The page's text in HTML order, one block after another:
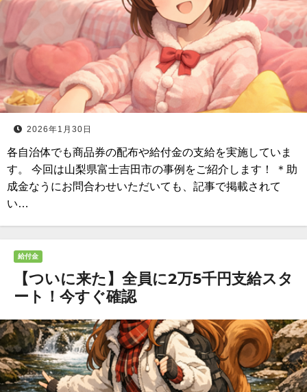
2026年1月30日
各自治体でも商品券の配布や給付金の支給を実施していま
す。 今回は山梨県富士吉田市の事例をご紹介します！ ＊助
成金なうにお問合わせいただいても、記事で掲載されて
い…
給付金
【ついに来た】全員に2万5千円支給スタ
ート！今すぐ確認